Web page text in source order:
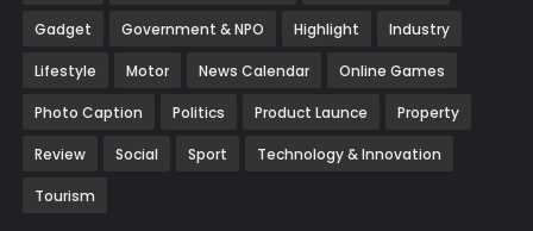
Gadget Government & NPO Highlight Industry
Lifestyle Motor News Calendar Online Games
Photo Caption Politics Product Launce Property
Review Social Sport Technology & Innovation
Tourism